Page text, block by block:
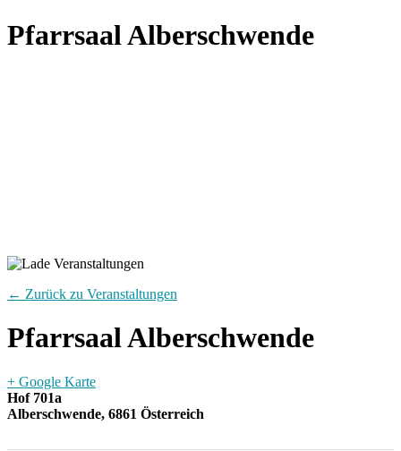
Pfarrsaal Alberschwende
← Zurück zu Veranstaltungen
Pfarrsaal Alberschwende
+ Google Karte
Hof 701a
Alberschwende, 6861 Österreich